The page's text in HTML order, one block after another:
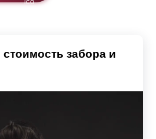
стоимость забора и